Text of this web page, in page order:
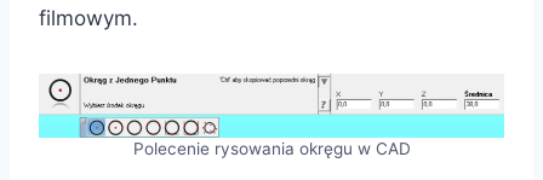
filmowym.
Polecenie rysowania okręgu w CAD